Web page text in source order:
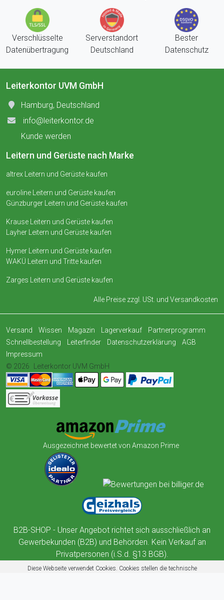
Verschlüsselte
Datenübertragung
Serverstandort
Deutschland
Bester
Datenschutz
Leiterkontor UVM GmbH
Hamburg, Deutschland
info@leiterkontor.de
Kunde werden
Leitern und Gerüste nach Marke
altrex Leitern und Gerüste kaufen
euroline Leitern und Gerüste kaufen
Günzburger Leitern und Gerüste kaufen
Krause Leitern und Gerüste kaufen
Layher Leitern und Gerüste kaufen
Hymer Leitern und Gerüste kaufen
WAKÜ Leitern und Tritte kaufen
Zarges Leitern und Gerüste kaufen
Alle Preise zzgl. USt. und Versandkosten
Versand Wissen Magazin Lagerverkauf
Partnerprogramm
Schnellbestellung
Leiterfinder Datenschutzerklärung
AGB
Impressum
© 2026
Leiterkontor UVM GmbH
Ausgezeichnet bewertet von Amazon Prime
B2B-SHOP - Unser Angebot richtet sich ausschließlich an
Gewerbekunden (B2B) und Behörden. Kein Verkauf an
Privatpersonen (i.S.d. §13 BGB).
Diese Webseite verwendet Cookies. Cookies stellen die technische